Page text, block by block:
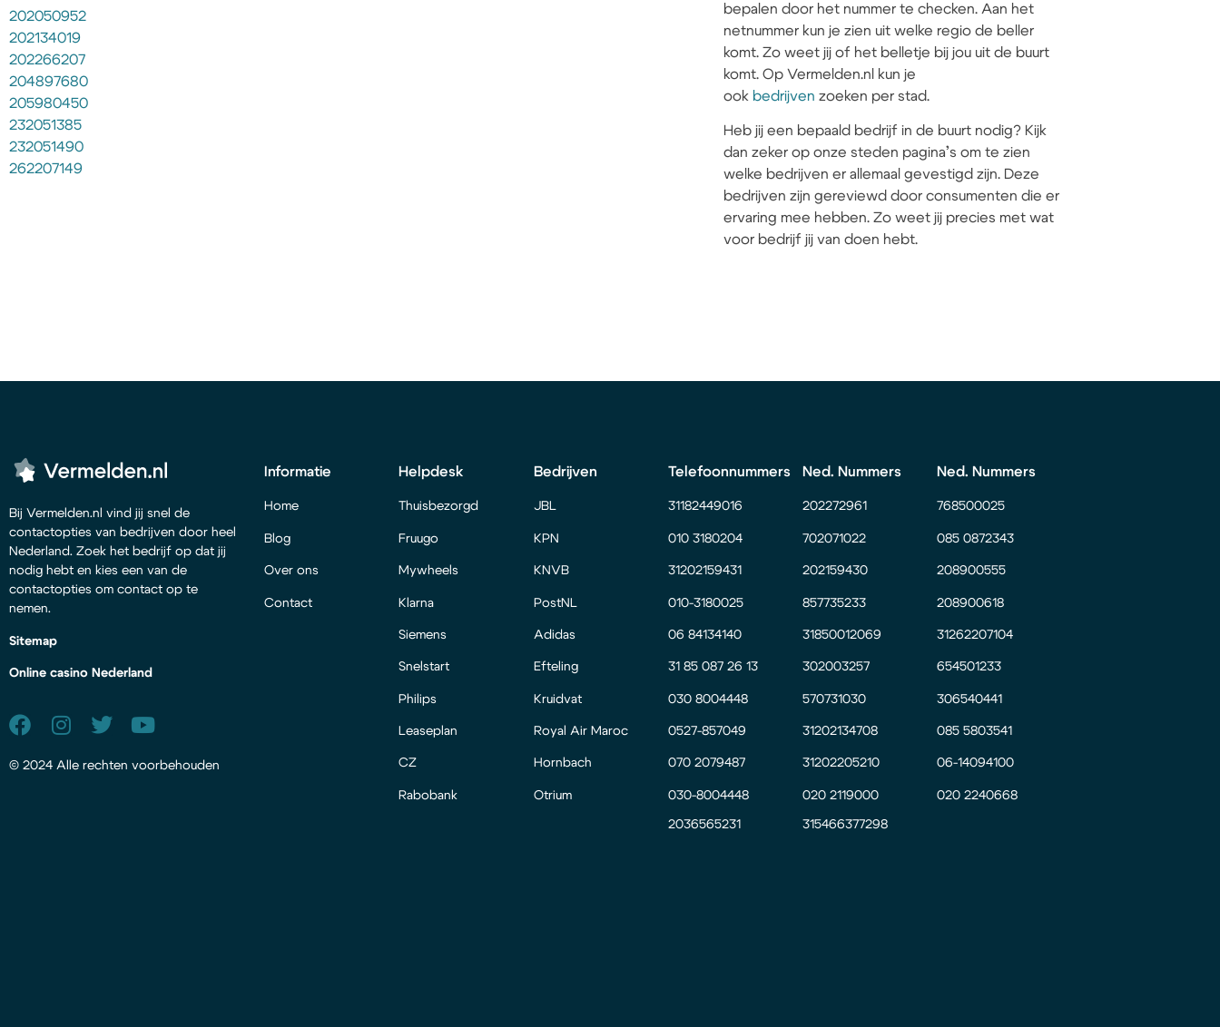
202050952
202134019
202266207
204897680
205980450
232051385
232051490
262207149
bepalen door het nummer te checken. Aan het
netnummer kun je zien uit welke regio de beller
komt. Zo weet jij of het belletje bij jou uit de buurt
komt. Op Vermelden.nl kun je
ook bedrijven zoeken per stad.
Heb jij een bepaald bedrijf in de buurt nodig? Kijk
dan zeker op onze steden pagina’s om te zien
welke bedrijven er allemaal gevestigd zijn. Deze
bedrijven zijn gereviewd door consumenten die er
ervaring mee hebben. Zo weet jij precies met wat
voor bedrijf jij van doen hebt.
Bij Vermelden.nl vind jij snel de
contactopties van bedrijven door heel
Nederland. Zoek het bedrijf op dat jij
nodig hebt en kies een van de
contactopties om contact op te
nemen.
Sitemap
Online casino Nederland
© 2024 Alle rechten voorbehouden
Informatie
Home
Blog
Over ons
Contact
Helpdesk
Thuisbezorgd
Fruugo
Mywheels
Klarna
Siemens
Snelstart
Philips
Leaseplan
CZ
Rabobank
Bedrijven
JBL
KPN
KNVB
PostNL
Adidas
Efteling
Kruidvat
Royal Air Maroc
Hornbach
Otrium
Telefoonnummers
31182449016
010 3180204
31202159431
010-3180025
06 84134140
31 85 087 26 13
030 8004448
0527-857049
070 2079487
030-8004448
2036565231
Ned. Nummers
202272961
702071022
202159430
857735233
31850012069
302003257
570731030
31202134708
31202205210
020 2119000
315466377298
Ned. Nummers
768500025
085 0872343
208900555
208900618
31262207104
654501233
306540441
085 5803541
06-14094100
020 2240668